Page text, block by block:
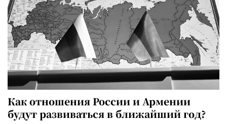
Как отношения России и Армении
будут развиваться в ближайший год?